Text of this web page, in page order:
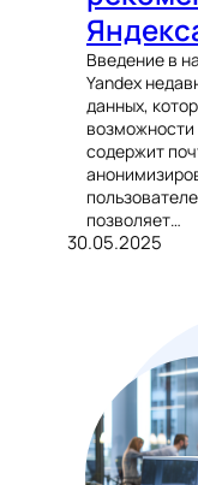
Введение в
Yandex
данных,
содержит
позволяет…
30.05.2025